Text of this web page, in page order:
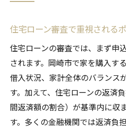
住宅ローン審査で重視される
住宅ローンの審査では、まず申
されます。岡崎市で家を購入す
借入状況、家計全体のバランス
す。加えて、住宅ローンの返済
間返済額の割合）が基準内に収
す。多くの金融機関では返済負